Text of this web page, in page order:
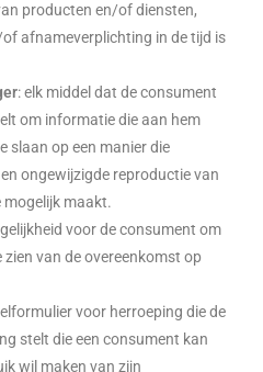
producten en/of diensten,
afnameverplichting in de tijd is
: elk middel dat de consument
om informatie die aan hem
slaan op een manier die
ongewijzigde reproductie van
maakt.
voor de consument om
van de overeenkomst op
voor herroeping die de
stelt die een consument kan
wil maken van zijn